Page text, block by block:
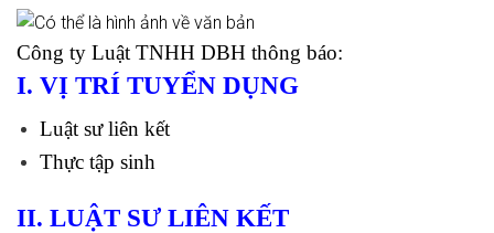
Công ty Luật TNHH DBH thông báo:
I. VỊ TRÍ TUYỂN DỤNG
Luật sư liên kết
Thực tập sinh
II. LUẬT SƯ LIÊN KẾT